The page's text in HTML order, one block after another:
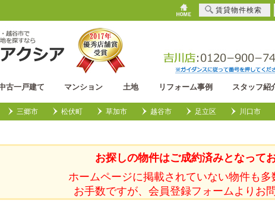
古一戸建て マンション 土地 リフォーム事例 スタッフ紹
三郷市 松伏町 草加市 越谷市 足立区 川口市
お探しの物件はご成約済みとなってお
ホームページに掲載されていない物件も多
お手数ですが、会員登録フォームよりお
賃貸物件検索